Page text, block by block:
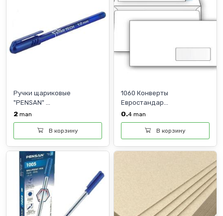
Ручки щариковые
"PENSAN" ...
2 man
В корзину
1060 Конверты
Евростандар...
0.4 man
В корзину